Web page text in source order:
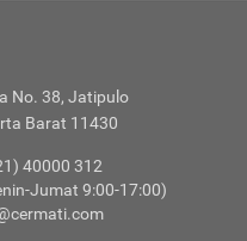
No. 38, Jatipulo
Barat 11430
40000 312
Jumat 9:00-17:00)